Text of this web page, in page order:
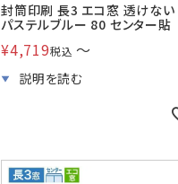
封筒印刷 長3 エコ窓 透けない
パステルブルー 80 センター貼
¥4,719税込 〜